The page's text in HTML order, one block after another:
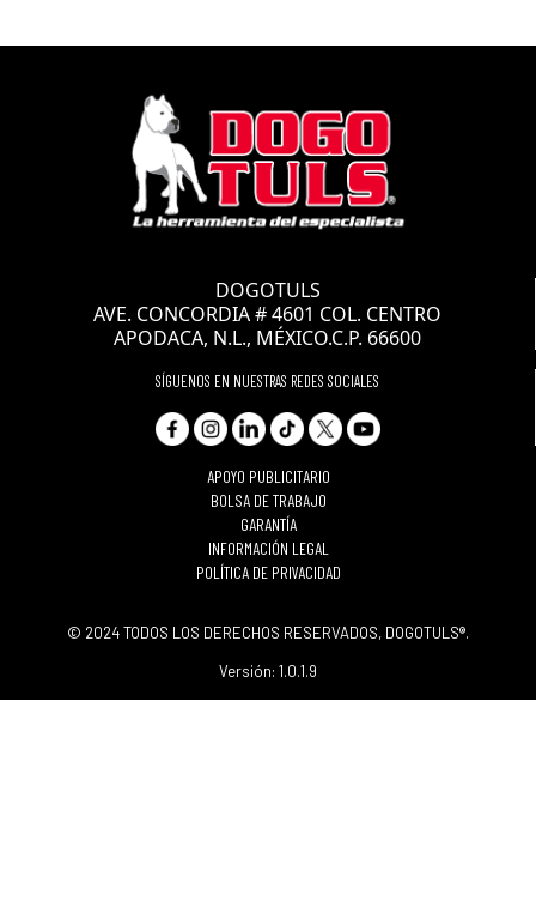
CANDADO DE
COMBINACION 50MM
DE DISCO
DOGOTULS
AVE. CONCORDIA # 4601 COL. CENTRO
APODACA, N.L., MÉXICO.C.P. 66600
SÍGUENOS EN NUESTRAS REDES SOCIALES
APOYO PUBLICITARIO
BOLSA DE TRABAJO
GARANTÍA
INFORMACIÓN LEGAL
POLÍTICA DE PRIVACIDAD
© 2024 TODOS LOS DERECHOS RESERVADOS, DOGOTULS®.
Versión: 1.0.1.9